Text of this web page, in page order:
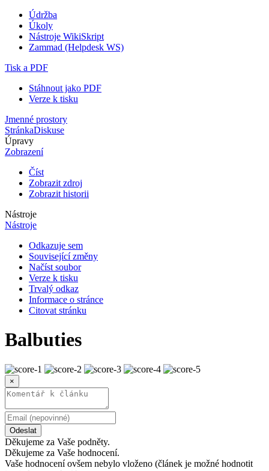
Údržba
Úkoly
Nástroje WikiSkript
Zammad (Helpdesk WS)
Tisk a PDF
Stáhnout jako PDF
Verze k tisku
Jmenné prostory
StránkaDiskuse
Úpravy
Zobrazení
Číst
Zobrazit zdroj
Zobrazit historii
Nástroje
Nástroje
Odkazuje sem
Související změny
Načíst soubor
Verze k tisku
Trvalý odkaz
Informace o stránce
Citovat stránku
Balbuties
×
Odeslat
Děkujeme za Vaše podněty.
Děkujeme za Vaše hodnocení.
Vaše hodnocení ovšem nebylo vloženo (článek je možné hodnotit